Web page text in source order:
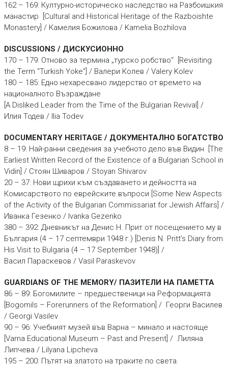
162 – 169: Културно-историческо наследство на Разбоишкия
манастир [Cultural аnd Historical Heritage of the Razboishte
Monastery] / Камелия Божилова / Kamelia Bozhilova
DISCUSSIONS / ДИСКУСИОННО
170 – 179: Отново за термина „турско робство“ [Revisiting
the Term “Turkish Yoke”] / Валери Колев / Valery Kolev
180 – 185: Eдно нехаресвано лидерство от времето на
националното Възраждане
[A Disliked Leader from the Time of the Bulgarian Revival] /
Илия Тодев / Ilia Todev
DOCUMENTARY HERITAGE / ДОКУМЕНТАЛНО БОГАТСТВО
8 – 19: Най-ранни сведения за учебното дело във Видин [The
Earliest Written Record of the Existence of a Bulgarian School in
Vidin] / Стоян Шиваров / Stoyan Shivarov
20 – 37: Нови щрихи към създаването и дейността на
Комисарството по еврейските въпроси [Some New Aspects
of the Activity of the Bulgarian Commissariat for Jewish Affairs] /
Иванка Гезенко / Ivanka Gezenko
380 – 392: Дневникът на Денис Н. Прит от посещението му в
България (4 – 17 септември 1948 г.) [Denis N. Pritt’s Diary from
His Visit to Bulgaria (4 – 17 September 1948)] /
Васил Параскевов / Vasil Paraskevov
GUARDIANS OF THE MEMORY/ ПАЗИТЕЛИ НА ПАМЕТТА
86 – 89: Богомилите – предшественици на Реформацията
[Bogomils – Forerunners оf the Reformation] / Георги Василев
/ Georgi Vasilev
90 – 96: Учебният музей във Варна – минало и настояще
[Varna Educational Museum – Past and Present] / Лиляна
Липчева / Lilyana Lipcheva
195 – 200: Пътят на златото на траките по света.